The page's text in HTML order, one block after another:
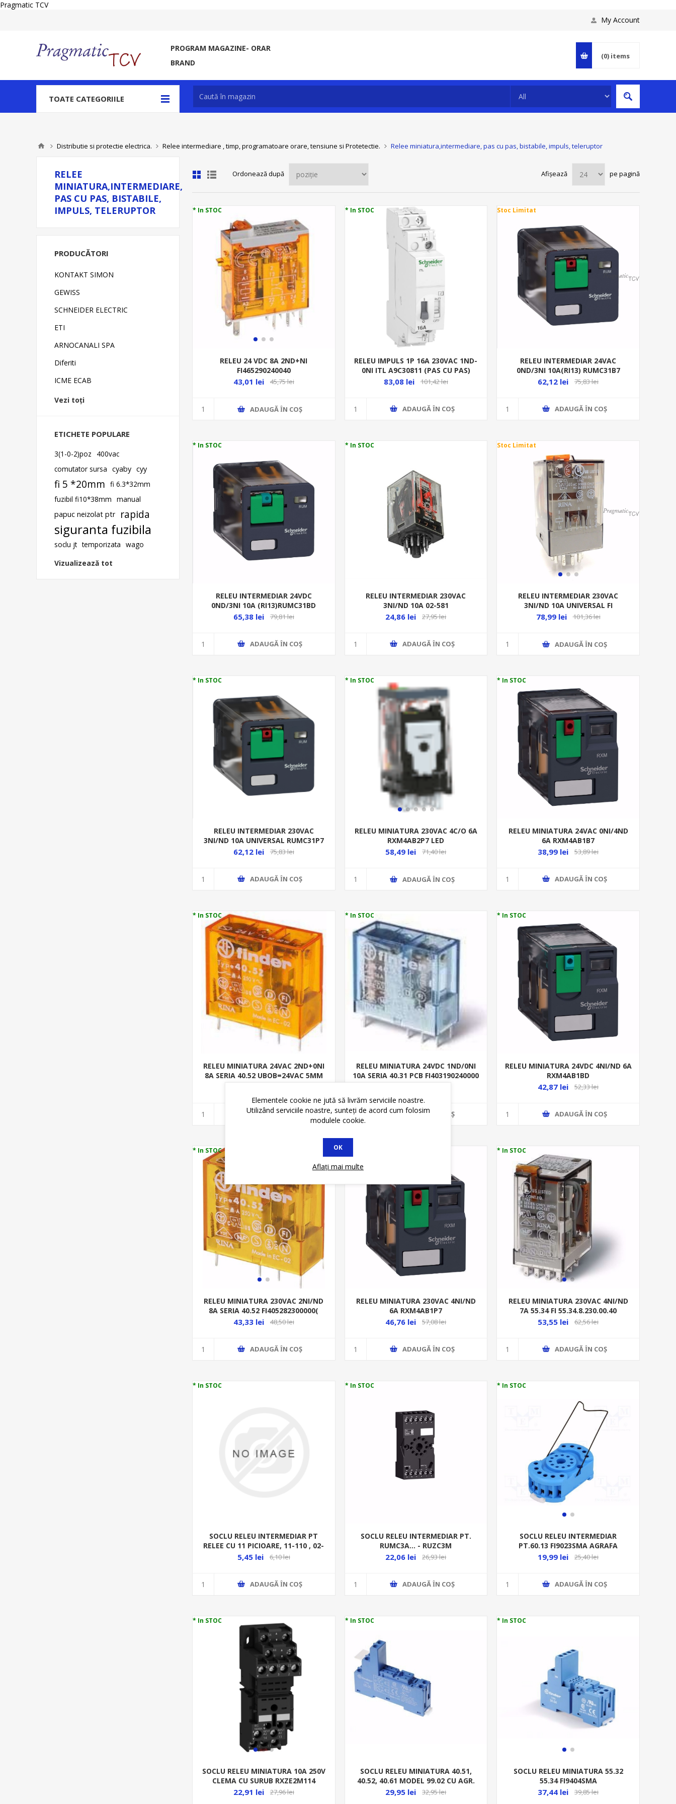
Pragmatic TCV
My Account
PROGRAM MAGAZINE- ORAR
BRAND
(0) items
TOATE CATEGORIILE
Distributie si protectie electrica. Relee intermediare , timp, programatoare orare, tensiune si Protetectie. Relee miniatura,intermediare, pas cu pas, bistabile, impuls, teleruptor
Ordonează după Afișează pe pagină
* In STOC
RELEU 24 VDC 8A 2ND+NI
FI465290240040
43,01 lei 45,75 lei
ADAUGĂ ȊN COŞ
* In STOC
RELEU IMPULS 1P 16A 230VAC 1ND-
0NI ITL A9C30811 (PAS CU PAS)
TELERUPTOR
83,08 lei 101,42 lei
ADAUGĂ ȊN COŞ
Stoc Limitat
RELEU INTERMEDIAR 24VAC
0ND/3NI 10A(RI13) RUMC31B7
62,12 lei 75,83 lei
ADAUGĂ ȊN COŞ
* In STOC
RELEU INTERMEDIAR 24VDC
0ND/3NI 10A (RI13)RUMC31BD
65,38 lei 79,81 lei
ADAUGĂ ȊN COŞ
* In STOC
RELEU INTERMEDIAR 230VAC
3NI/ND 10A 02-581
24,86 lei 27,95 lei
ADAUGĂ ȊN COŞ
Stoc Limitat
RELEU INTERMEDIAR 230VAC
3NI/ND 10A UNIVERSAL FI
60.13.8.230.00.40
78,99 lei 101,36 lei
ADAUGĂ ȊN COŞ
* In STOC
RELEU INTERMEDIAR 230VAC
3NI/ND 10A UNIVERSAL RUMC31P7
62,12 lei 75,83 lei
ADAUGĂ ȊN COŞ
* In STOC
RELEU MINIATURA 230VAC 4C/O 6A
RXM4AB2P7 LED
58,49 lei 71,40 lei
ADAUGĂ ȊN COŞ
* In STOC
RELEU MINIATURA 24VAC 0NI/4ND
6A RXM4AB1B7
38,99 lei 53,89 lei
ADAUGĂ ȊN COŞ
* In STOC
RELEU MINIATURA 24VAC 2ND+0NI
8A SERIA 40.52 UBOB=24VAC 5MM
ADAUGĂ ȊN COŞ
* In STOC
RELEU MINIATURA 24VDC 1ND/0NI
10A SERIA 40.31 PCB FI403190240000
ADAUGĂ ȊN COŞ
* In STOC
RELEU MINIATURA 24VDC 4NI/ND 6A
RXM4AB1BD
42,87 lei 52,33 lei
ADAUGĂ ȊN COŞ
* In STOC
RELEU MINIATURA 230VAC 2NI/ND
8A SERIA 40.52 FI405282300000(
SOCLU 95.05.SMA)
43,33 lei 48,50 lei
ADAUGĂ ȊN COŞ
RELEU MINIATURA 230VAC 4NI/ND
6A RXM4AB1P7
46,76 lei 57,08 lei
ADAUGĂ ȊN COŞ
* In STOC
RELEU MINIATURA 230VAC 4NI/ND
7A 55.34 FI 55.34.8.230.00.40
53,55 lei 62,56 lei
ADAUGĂ ȊN COŞ
* In STOC
SOCLU RELEU INTERMEDIAR PT
RELEE CU 11 PICIOARE, 11-110 , 02-
583
5,45 lei 6,10 lei
ADAUGĂ ȊN COŞ
* In STOC
SOCLU RELEU INTERMEDIAR PT.
RUMC3A... - RUZC3M
22,06 lei 26,93 lei
ADAUGĂ ȊN COŞ
* In STOC
SOCLU RELEU INTERMEDIAR
PT.60.13 FI9023SMA AGRAFA
METALICA
19,99 lei 25,40 lei
ADAUGĂ ȊN COŞ
* In STOC
SOCLU RELEU MINIATURA 10A 250V
CLEMA CU SURUB RXZE2M114
22,91 lei 27,96 lei
* In STOC
SOCLU RELEU MINIATURA 40.51,
40.52, 40.61 MODEL 99.02 CU AGR.
MET FI9505SMA
29,95 lei 32,95 lei
* In STOC
SOCLU RELEU MINIATURA 55.32
55.34 FI9404SMA
37,44 lei 39,85 lei
RELEE
MINIATURA,INTERMEDIARE,
PAS CU PAS, BISTABILE,
IMPULS, TELERUPTOR
PRODUCĂTORI
KONTAKT SIMON
GEWISS
SCHNEIDER ELECTRIC
ETI
ARNOCANALI SPA
Diferiti
ICME ECAB
Vezi toți
ETICHETE POPULARE
3(1-0-2)poz
400vac
comutator sursa cyaby cyy
fi 5 *20mm fi 6.3*32mm
fuzibil fi10*38mm manual
papuc neizolat ptr
rapida
siguranta fuzibila
soclu jt temporizata wago
Vizualizează tot
Elementele cookie ne jută să livrăm serviciile noastre.
Utilizând serviciile noastre, sunteți de acord cum folosim
modulele cookie.
OK
Aflați mai multe